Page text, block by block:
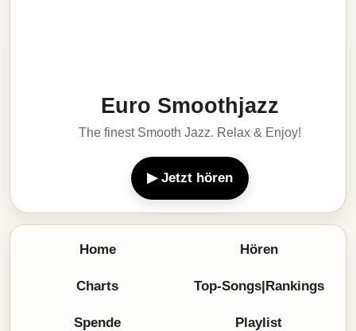
Euro Smoothjazz
The finest Smooth Jazz. Relax & Enjoy!
▶ Jetzt hören
Home Hören
Charts Top-Songs|Rankings
Spende Playlist